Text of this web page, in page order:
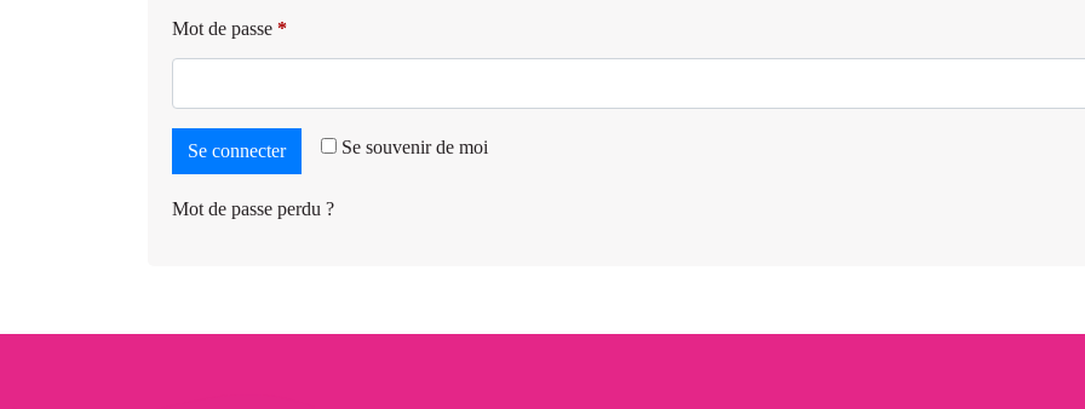
Mot de passe *
Se souvenir de moi
Se connecter
Mot de passe perdu ?